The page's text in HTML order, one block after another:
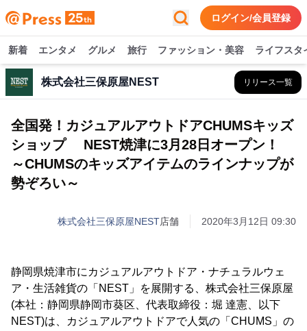
ログイン/会員登録
新着 エンタメ グルメ 旅行 ファッション・美容 ライフスタ
株式会社三保原屋NEST リリース一覧
全国発！カジュアルアウトドアCHUMSキッズ
ショップ NEST焼津に3月28日オープン！
～CHUMSのキッズアイテムのラインナップが
勢ぞろい～
株式会社三保原屋NEST店舗 2020年3月12日 09:30
静岡県焼津市にカジュアルアウトドア・ナチュラルウェ
ア・生活雑貨の「NEST」を展開する、株式会社三保原屋
(本社：静岡県静岡市葵区、代表取締役：堀 達憲、以下
NEST)は、カジュアルアウトドアで人気の「CHUMS」の